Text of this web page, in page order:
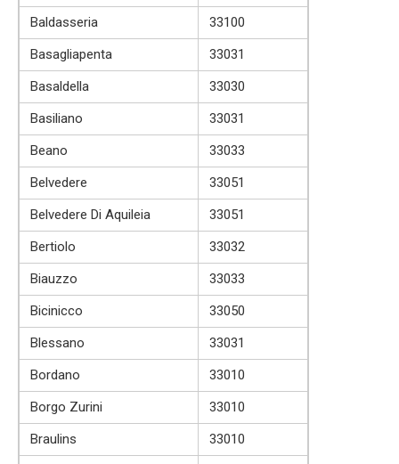
Baldasseria
33100
Basagliapenta
33031
Basaldella
33030
Basiliano
33031
Beano
33033
Belvedere
33051
Belvedere Di Aquileia
33051
Bertiolo
33032
Biauzzo
33033
Bicinicco
33050
Blessano
33031
Bordano
33010
Borgo Zurini
33010
Braulins
33010